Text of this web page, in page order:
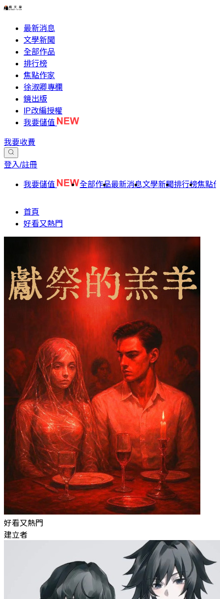
最新消息
文學新聞
全部作品
排行榜
焦點作家
徐淑卿專欄
鏡出版
IP改編授權
我要儲值
我要收費
登入/註冊
我要儲值 全部作品最新消息文學新聞排行榜焦點
首頁
好看又熱門
好看又熱門
建立者